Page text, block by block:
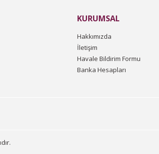
KURUMSAL
Hakkımızda
İletişim
Havale Bildirim Formu
Banka Hesapları